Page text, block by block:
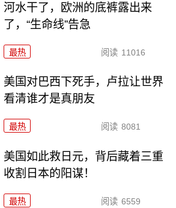
河水干了，欧洲的底裤露出来
了，“生命线”告急
最热 阅读 11016
美国对巴西下死手，卢拉让世界
看清谁才是真朋友
最热 阅读 8081
美国如此救日元，背后藏着三重
收割日本的阳谋！
最热 阅读 6559